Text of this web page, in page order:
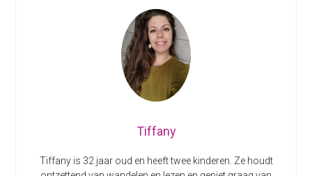
Tiffany
Tiffany is 32 jaar oud en heeft twee kinderen. Ze houdt